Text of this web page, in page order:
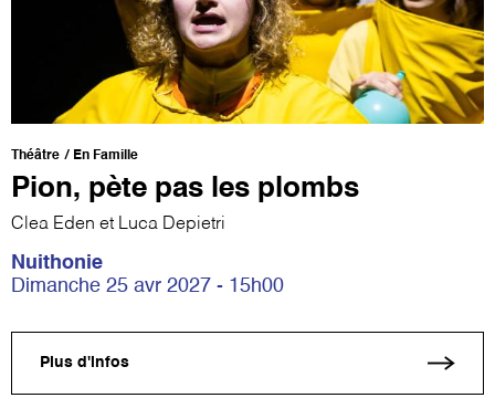
Théâtre En Famille
Pion, pète pas les plombs
Clea Eden et Luca Depietri
Nuithonie
Dimanche 25 avr 2027 - 15h00
Plus d'infos